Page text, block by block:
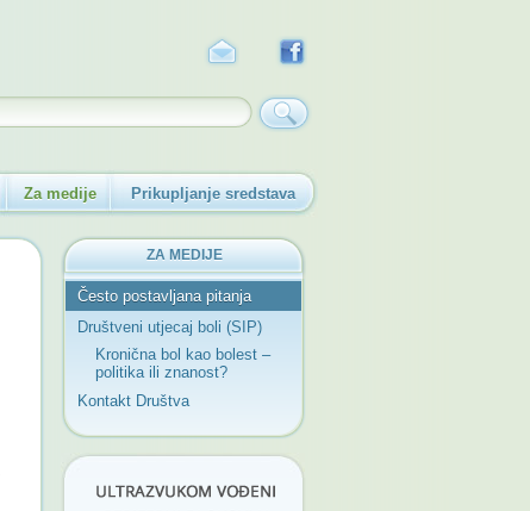
Za medije Prikupljanje sredstava
ZA MEDIJE
Često postavljana pitanja
Društveni utjecaj boli (SIP)
Kronična bol kao bolest –
politika ili znanost?
Kontakt Društva